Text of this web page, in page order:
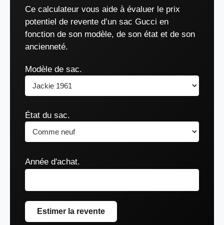
Ce calculateur vous aide à évaluer le prix
potentiel de revente d’un sac Gucci en
fonction de son modèle, de son état et de son
ancienneté.
Modèle de sac.
État du sac.
Année d'achat.
Estimer la revente